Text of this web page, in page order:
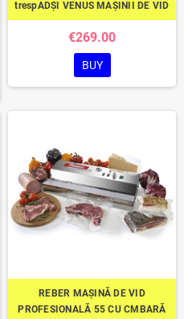
trespADȘI VENUS MAȘINII DE VID
€269.00
BUY
REBER MAȘINĂ DE VID
PROFESIONALĂ 55 CU CMBARĂ